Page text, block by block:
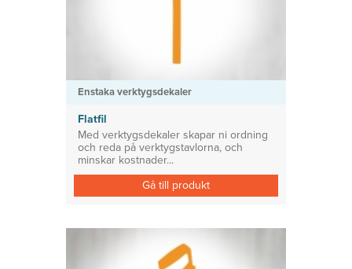
Enstaka verktygsdekaler
Flatfil
Med verktygsdekaler skapar ni ordning
och reda på verktygstavlorna, och
minskar kostnader...
Gå till produkt